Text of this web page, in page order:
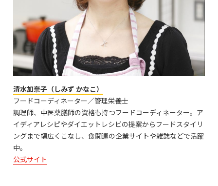
清水加奈子（しみず かなこ）
フードコーディネーター／管理栄養士
調理師、中医薬膳師の資格も持つフードコーディネーター。ア
イディアレシピやダイエットレシピの提案からフードスタイリ
ングまで幅広くこなし、食関連の企業サイトや雑誌などで活躍
中。
公式サイト